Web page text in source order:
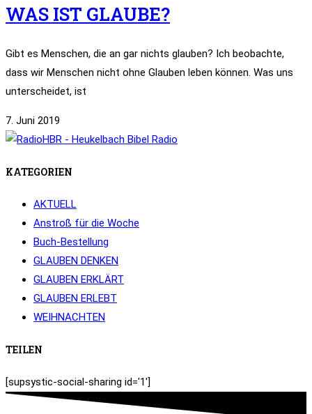
WAS IST GLAUBE?
Gibt es Menschen, die an gar nichts glauben? Ich beobachte,
dass wir Menschen nicht ohne Glauben leben können. Was uns
unterscheidet, ist
7. Juni 2019
KATEGORIEN
AKTUELL
Anstroß für die Woche
Buch-Bestellung
GLAUBEN DENKEN
GLAUBEN ERKLÄRT
GLAUBEN ERLEBT
WEIHNACHTEN
TEILEN
[supsystic-social-sharing id='1']